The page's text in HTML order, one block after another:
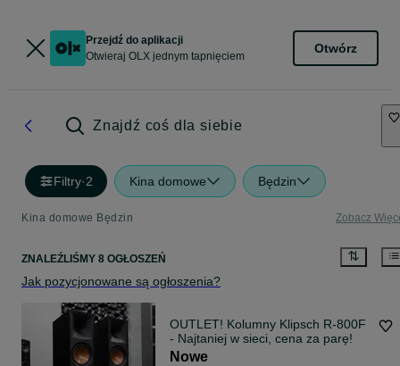
Przejdź do aplikacji
Otwieraj OLX jednym tapnięciem
Otwórz
Znajdź coś dla siebie
Filtry·2 Kina domowe Będzin
Kina domowe Będzin Zobacz
ZNALEŹLIŚMY 8 OGŁOSZEŃ
Jak pozycjonowane są ogłoszenia?
OUTLET! Kolumny Klipsch R-800F
- Najtaniej w sieci, cena za parę!
Nowe